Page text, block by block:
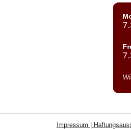
Impressum |